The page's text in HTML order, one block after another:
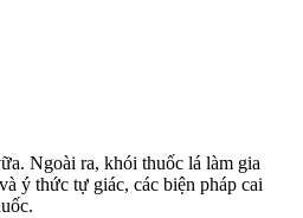
Ngoài ra, khói thuốc lá làm gia
ý thức tự giác, các biện pháp cai